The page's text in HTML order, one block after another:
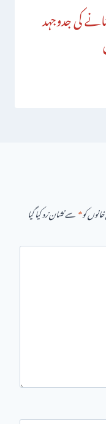
کی جدوجہد
کو*سے نشان زد کیا گیا